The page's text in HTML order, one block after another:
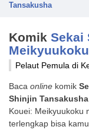
Tansakusha
Komik Sekai
Pelaut Pemula di
Baca online komik
Shinjin Tansakusha
Kouei: Meikyuukoku
terlengkap bisa